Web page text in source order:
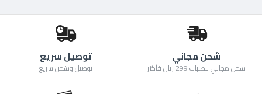
شحن مجاني
شحن مجاني للطلبات 299 ريال فأكثر
توصيل سريع
توصيل وشحن سريع